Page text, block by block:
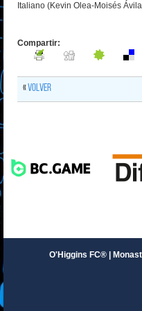
Italiano (Kevin Olea-Moisés
Compartir:
«Volver
O'Higgins FC® |